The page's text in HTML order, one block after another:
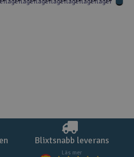
Blixtsnabb leverans
Läs mer